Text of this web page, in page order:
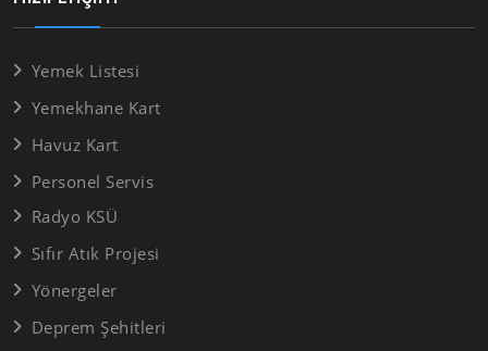
Yemek Listesi
Yemekhane Kart
Havuz Kart
Personel Servis
Radyo KSÜ
Sıfır Atık Projesi
Yönergeler
Deprem Şehitleri